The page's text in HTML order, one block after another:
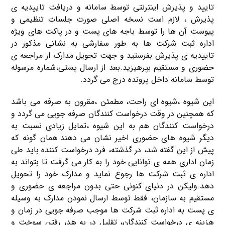
تایید و پذیرش اینترنتی توسط سامانه و دریافت تاییدیه ی
پذیرش ، لازم است نسخه اصلی صورت جلسات تنظیمی و
پیوست آن ها را توسط باجه های پست و در پاکت های ویژه
اداره ثبت شرکت ها به طور سفارشی به نشانی مذکور در
تاییدیه ی پذیرش بفرستید و جهت تحویل مدارک از مراجعه ی
حضوری و مستقیم بپرهیزید.بعد از ارسال پستی،شماره مرسوله
توسط سامانه داخل پرونده درج می گردد.
این شیوه ،شیوه ای راحت، مطمئن ،مقرون به صرفه می باشد
که همچنین در وقت درخواست کنندگان صرفه جویی می گردد و
درخواست کنندگان هم به این شیوه ،تمایل زیادی نسبت به
دیگر شیوه های حضوری اخیر نشان می دهند.همان گونه که
پیش از این گفته شد، در گذشته، فرد درخواست کننده باید طی
زمان اداری همه ی توانایی خود را به کار می گرفت تا بتواند به
اداره ی ثبت شرکت ها رجوع نماید و مدارک خود را تحویل
دهد.ولیکن در دنیای کنونی حتی بدون مراجعه ی حضوری و
مستقیم به سازمان، فقط توسط ارسال نمودن مدارک به وسیله
ی پست به اداره ثبت شرکت ها موجب صرفه جویی در زمان و
هزینه ی درخواست کنندگان، تقلیل در به هدر رفتن سوخت و